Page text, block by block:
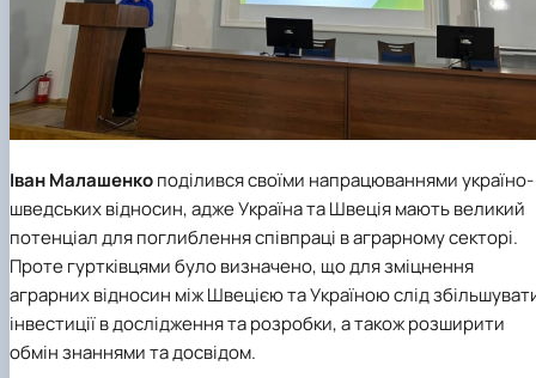
Іван Малашенкоподілився своїми напрацюваннями україно-
шведських відносин, адже Україна та Швеція мають великий
потенціал для поглиблення співпраці в аграрному секторі.
Проте гуртківцями було визначено, що для зміцнення
аграрних відносин між Швецією та Україною слід
інвестиції в дослідження та розробки, а також розширити
обмін знаннями та досвідом.